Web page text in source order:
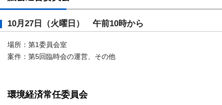
10月27日（火曜日） 午前10時から
場所：第1委員会室
案件：第5回臨時会の運営、その他
環境経済常任委員会